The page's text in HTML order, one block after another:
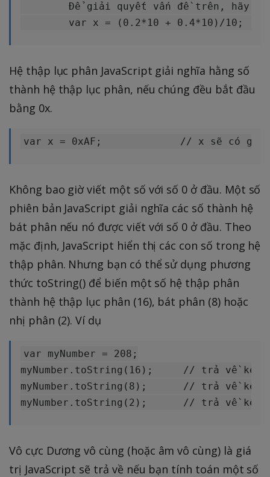
Để giải quyết vấn đề trên, hãy
Hệ thập lục phân JavaScript giải nghĩa hằng số
thành hệ thập lục phân, nếu chúng đều bắt đầu
bằng 0x.
Không bao giờ viết một số với số 0 ở đầu. Một số
phiên bản JavaScript giải nghĩa các số thành hệ
bát phân nếu nó được viết với số 0 ở đầu. Theo
mặc định, JavaScript hiển thị các con số trong hệ
thập phân. Nhưng bạn có thể sử dụng phương
thức toString() để biến một số hệ thập phân
thành hệ thập lục phân (16), bát phân (8) hoặc
nhị phân (2). Ví dụ
var myNumber = 208;
myNumber.toString(16);     // trả về kết
myNumber.toString(8);      // trả về kết
Vô cực Dương vô cùng (hoặc âm vô cùng) là giá
trị JavaScript sẽ trả về nếu bạn tính toán một số